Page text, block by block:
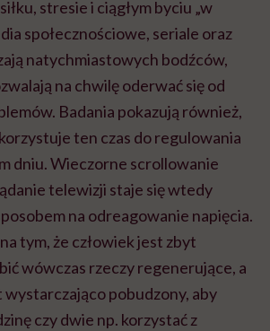
stresie i ciągłym byciu „w
społecznościowe, seriale oraz
natychmiastowych bodźców,
na chwilę oderwać się od
Badania pokazują również,
ten czas do regulowania
dniu. Wieczorne scrollowanie
telewizji staje się wtedy
na odreagowanie napięcia.
tym, że człowiek jest zbyt
wówczas rzeczy regenerujące, a
pobudzony, aby
czy dwie np. korzystać z